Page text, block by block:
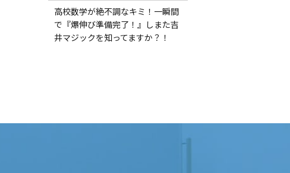
高校数学が絶不調なキミ！一瞬間
で『爆伸び準備完了！』しまた吉
井マジックを知ってますか？！